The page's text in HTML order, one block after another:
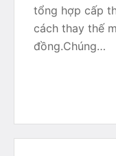
tổng hợp cấp
cách thay thế
đồng.Chúng…